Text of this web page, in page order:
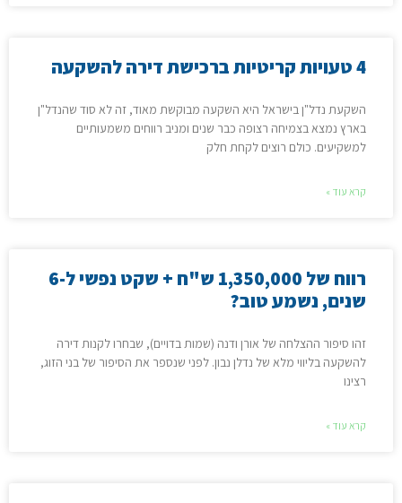
4 טעויות קריטיות ברכישת דירה להשקעה
השקעת נדל"ן בישראל היא השקעה מבוקשת מאוד, זה לא סוד שהנדל"ן
בארץ נמצא בצמיחה רצופה כבר שנים ומניב רווחים משמעותיים
למשקיעים. כולם רוצים לקחת חלק
קרא עוד »
רווח של 1,350,000 ש"ח + שקט נפשי ל-6
שנים, נשמע טוב?
זהו סיפור ההצלחה של אורן ודנה (שמות בדויים), שבחרו לקנות דירה
להשקעה בליווי מלא של נדלן נבון. לפני שנספר את הסיפור של בני הזוג,
רצינו
קרא עוד »